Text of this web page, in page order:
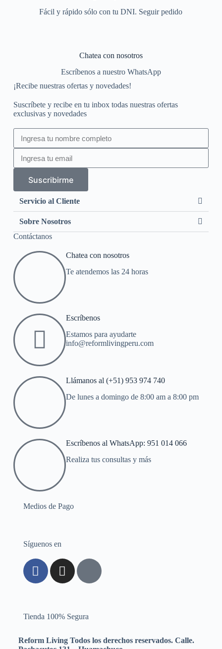
Fácil y rápido sólo con tu DNI. Seguir pedido
Chatea con nosotros
Escríbenos a nuestro WhatsApp
¡Recibe nuestras ofertas y novedades!
Suscríbete y recibe en tu inbox todas nuestras ofertas
exclusivas y novedades
Suscribirme
Servicio al Cliente
Sobre Nosotros
Contáctanos
Chatea con nosotros
Te atendemos las 24 horas
Escríbenos
Estamos para ayudarte
info@reformlivingperu.com
Llámanos al (+51) 953 974 740
De lunes a domingo de 8:00 am a 8:00 pm
Escríbenos al WhatsApp: 951 014 066
Realiza tus consultas y más
Medios de Pago
Síguenos en
Tienda 100% Segura
Reform Living Todos los derechos reservados. Calle.